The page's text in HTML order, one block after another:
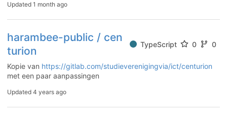
Updated 1 month ago
harambee-public / cen
turion
TypeScript 0 0
Kopie van https://gitlab.com/studieverenigingvia/ict/centurion
met een paar aanpassingen
Updated 4 years ago